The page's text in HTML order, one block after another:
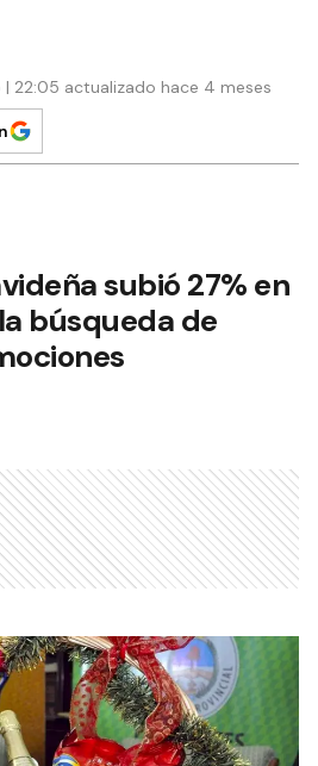
22:05 actualizado hace 4 meses
subió 27% en
búsqueda de